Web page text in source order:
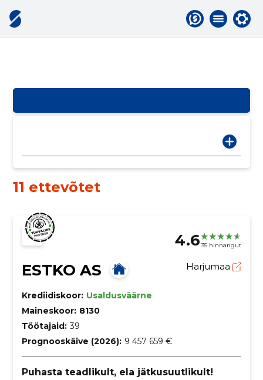
11 ettevõtet
4.6 35 hinnangut
ESTKO AS Harjumaa
Krediidiskoor: Usaldusväärne
Maineskoor: 8130
Töötajaid: 39
Prognooskäive (2026): 9 457 659 €
Puhasta teadlikult, ela jätkusuutlikult!